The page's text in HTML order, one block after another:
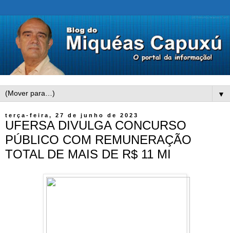
▼
terça-feira, 27 de junho de 2023
UFERSA DIVULGA CONCURSO
PÚBLICO COM REMUNERAÇÃO
TOTAL DE MAIS DE R$ 11 MI